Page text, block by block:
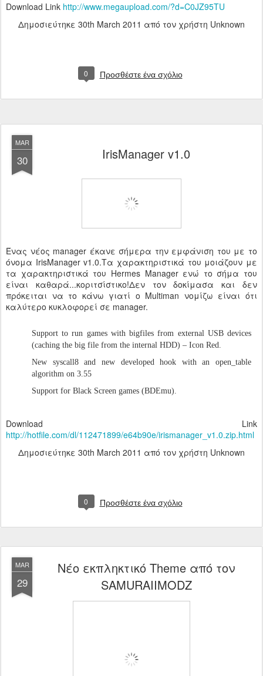
Download Link http://www.megaupload.com/?d=C0JZ95TU
Δημοσιεύτηκε 30th March 2011 από τον χρήστη Unknown
0 Προσθέστε ένα σχόλιο
MAR
30 IrisManager v1.0
Ένας νέος manager έκανε σήμερα την εμφάνιση του με το
όνομα IrisManager v1.0.Τα χαρακτηριστικά του μοιάζουν με
τα χαρακτηριστικά του Hermes Manager ενώ το σήμα του
είναι καθαρά...κοριτσίστικο!Δεν τον δοκίμασα και δεν
πρόκειται να τo κάνω γιατί ο Multiman νομίζω είναι ότι
καλύτερο κυκλοφορεί σε manager.
Support to run games with bigfiles from external USB devices
(caching the big file from the internal HDD) – Icon Red.
New syscall8 and new developed hook with an open_table
algorithm on 3.55
Support for Black Screen games (BDEmu).
Download Link
http://hotfile.com/dl/112471899/e64b90e/irismanager_v1.0.zip.html
Δημοσιεύτηκε 30th March 2011 από τον χρήστη Unknown
0 Προσθέστε ένα σχόλιο
MAR
29
Νέο εκπληκτικό Theme από τον
SAMURAIIMODZ